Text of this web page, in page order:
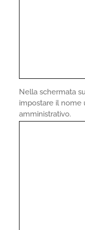
Nella schermata
impostare il nome
amministrativo.